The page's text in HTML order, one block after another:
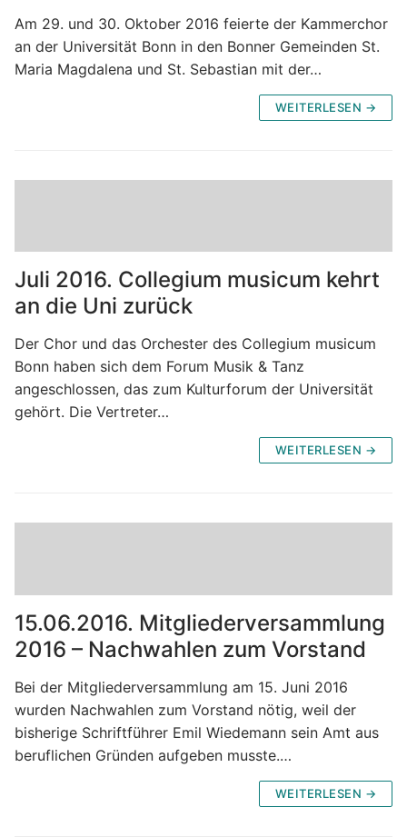
Am 29. und 30. Oktober 2016 feierte der Kammerchor
an der Universität Bonn in den Bonner Gemeinden St.
Maria Magdalena und St. Sebastian mit der…
WEITERLESEN →
Juli 2016. Collegium musicum kehrt
an die Uni zurück
Der Chor und das Orchester des Collegium musicum
Bonn haben sich dem Forum Musik & Tanz
angeschlossen, das zum Kulturforum der Universität
gehört. Die Vertreter…
WEITERLESEN →
15.06.2016. Mitgliederversammlung
2016 – Nachwahlen zum Vorstand
Bei der Mitgliederversammlung am 15. Juni 2016
wurden Nachwahlen zum Vorstand nötig, weil der
bisherige Schriftführer Emil Wiedemann sein Amt aus
beruflichen Gründen aufgeben musste.…
WEITERLESEN →